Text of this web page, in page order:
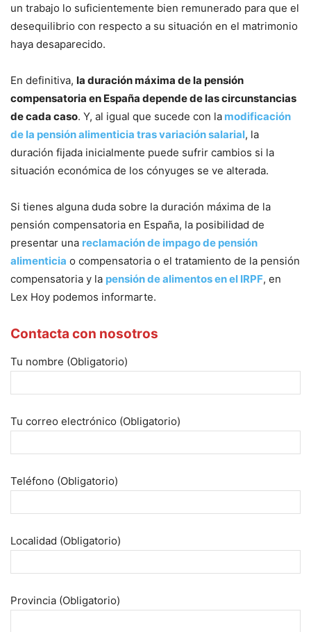
un trabajo lo suficientemente bien remunerado para que el
desequilibrio con respecto a su situación en el matrimonio
haya desaparecido.
En definitiva, la duración máxima de la pensión
compensatoria en España depende de las circunstancias
de cada caso. Y, al igual que sucede con la modificación
de la pensión alimenticia tras variación salarial, la
duración fijada inicialmente puede sufrir cambios si la
situación económica de los cónyuges se ve alterada.
Si tienes alguna duda sobre la duración máxima de la
pensión compensatoria en España, la posibilidad de
presentar una reclamación de impago de pensión
alimenticia o compensatoria o el tratamiento de la pensión
compensatoria y la pensión de alimentos en el IRPF, en
Lex Hoy podemos informarte.
Contacta con nosotros
Tu nombre (Obligatorio)
Tu correo electrónico (Obligatorio)
Teléfono (Obligatorio)
Localidad (Obligatorio)
Provincia (Obligatorio)